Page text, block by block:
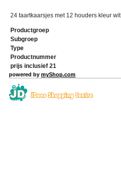
24 taartkaarsjes met 12 houders kleur wit
Productgroep
Subgroep
Type
Productnummer
prijs inclusief 21
powered by myShop.com